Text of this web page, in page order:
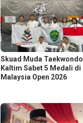
Skuad Muda Taekwondo
Kaltim Sabet 5 Medali di
Malaysia Open 2026